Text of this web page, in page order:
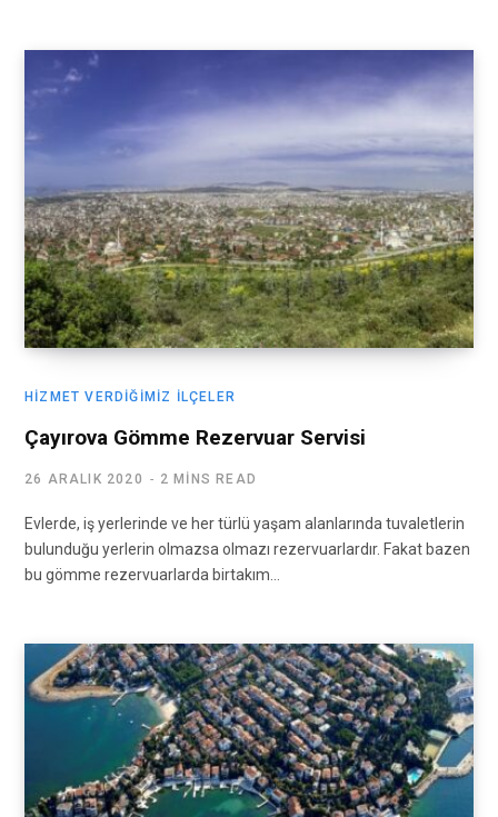
HIZMET VERDIĞIMIZ İLÇELER
Çayırova Gömme Rezervuar Servisi
26 ARALIK 2020 2 MINS READ
Evlerde, iş yerlerinde ve her türlü yaşam alanlarında tuvaletlerin
bulunduğu yerlerin olmazsa olmazı rezervuarlardır. Fakat bazen
bu gömme rezervuarlarda birtakım…